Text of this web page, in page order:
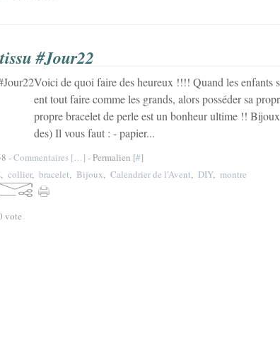
#Jour22
Voici de quoi faire des heureux !!!! Quand les enfants
ent tout faire comme les grands, alors posséder sa
propre bracelet de perle est un bonheur ultime !!
des) Il vous faut : - papier...
-Commentaires […] - Permalien [#]
, collier, bracelet, Bijoux, Calendrier de l'Avent, DIY, montre
vote